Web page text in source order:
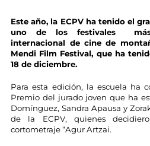
Este año, la ECPV ha tenido el
uno de los festivales
internacional de cine de
Mendi Film Festival, que ha
18 de diciembre.
Para esta edición, la escuela ha
Premio del jurado joven que ha
Domínguez, Sandra Apausa y
de la ECPV, quienes
cortometraje “Agur Artzai.